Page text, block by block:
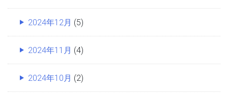
2024年12月 (5)
2024年11月 (4)
2024年10月 (2)